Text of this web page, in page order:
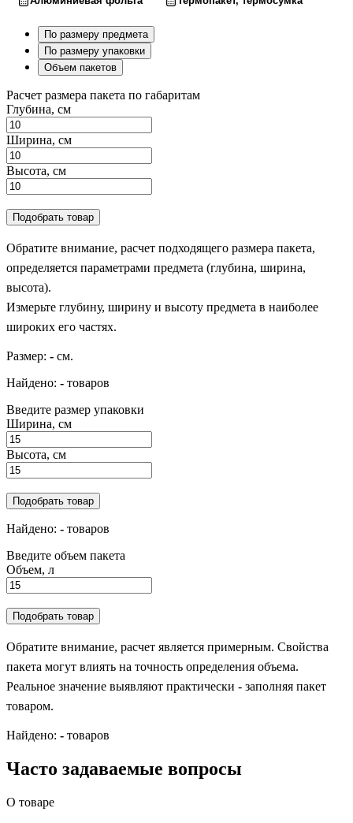
По размеру предмета
По размеру упаковки
Объем пакетов
Расчет размера пакета по габаритам
Глубина, см
Ширина, см
Высота, см
Подобрать товар
Обратите внимание, расчет подходящего размера пакета,
определяется параметрами предмета (глубина, ширина,
высота).
Измерьте глубину, ширину и высоту предмета в наиболее
широких его частях.
Размер: - см.
Найдено: - товаров
Введите размер упаковки
Ширина, см
Высота, см
Подобрать товар
Найдено: - товаров
Введите объем пакета
Объем, л
Подобрать товар
Обратите внимание, расчет является примерным. Свойства
пакета могут влиять на точность определения объема.
Реальное значение выявляют практически - заполняя пакет
товаром.
Найдено: - товаров
Часто задаваемые вопросы
О товаре